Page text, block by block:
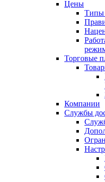
Цены
Типы
Торговые
Компании
Службы